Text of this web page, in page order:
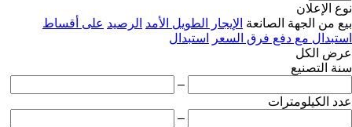
نوع الإعلان
بيع من الجهة الصانعة الإيجار الطويل الأمد الرصيد على أقساط
استبدال مع دفع فرق السعر
استبدال
عرض الكل
سنة التصنيع
–
عدد الكيلومترات
–